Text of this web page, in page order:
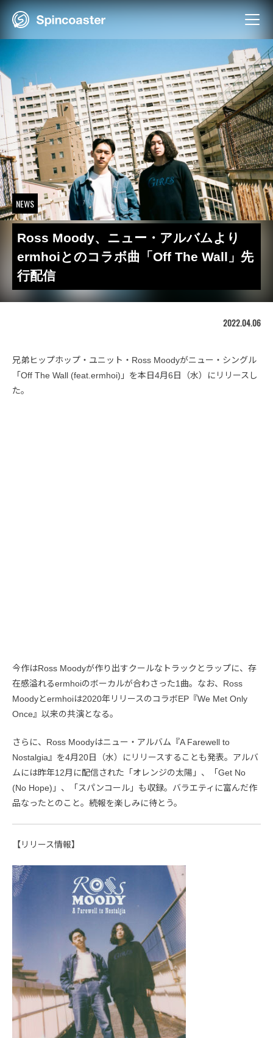
Skip
NEWS
Ross Moody、ニュー・アルバムより
ermhoiとのコラボ曲「Off The Wall」先
行配信
2022.04.06
兄弟ヒップホップ・ユニット・Ross Moodyがニュー・シングル
「Off The Wall (feat.ermhoi)」を本日4月6日（水）にリリースし
た。
今作はRoss Moodyが作り出すクールなトラックとラップに、存
在感溢れるermhoiのボーカルが合わさった1曲。なお、Ross
Moodyとermhoiは2020年リリースのコラボEP『We Met Only
Once』以来の共演となる。
さらに、Ross Moodyはニュー・アルバム『A Farewell to
Nostalgia』を4月20日（水）にリリースすることも発表。アルバ
ムには昨年12月に配信された「オレンジの太陽」、「Get No
(No Hope)」、「スパンコール」も収録。バラエティに富んだ作
品なったとのこと。続報を楽しみに待とう。
【リリース情報】